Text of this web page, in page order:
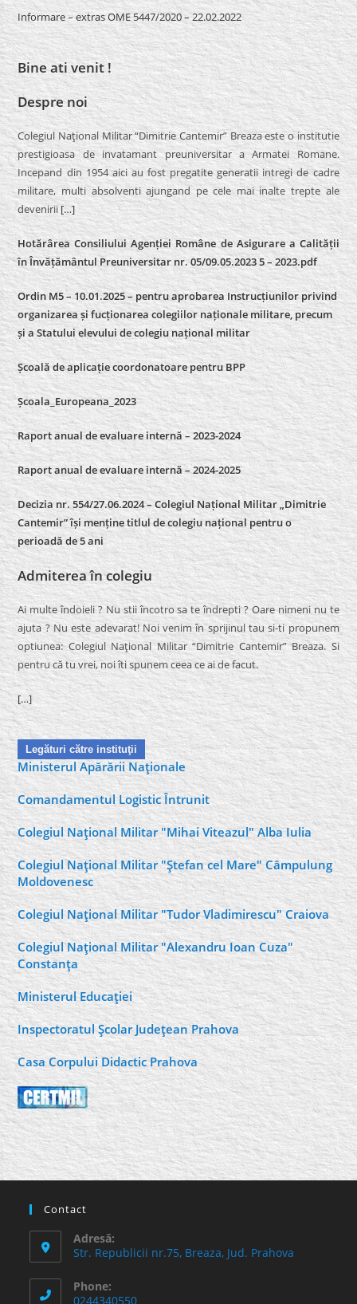
Informare – extras OME 5447/2020 – 22.02.2022
Bine ati venit !
Despre noi
Colegiul Naţional Militar “Dimitrie Cantemir” Breaza este o institutie
prestigioasa de invatamant preuniversitar a Armatei Romane.
Incepand din 1954 aici au fost pregatite generatii intregi de cadre
militare, multi absolventi ajungand pe cele mai inalte trepte ale
devenirii […]
Hotărârea Consiliului Agenției Române de Asigurare a Calității
în Învățământul Preuniversitar nr. 05/09.05.2023 5 – 2023.pdf
Ordin M5 – 10.01.2025 – pentru aprobarea Instrucțiunilor privind
organizarea și fucționarea colegiilor naționale militare, precum
și a Statului elevului de colegiu național militar
Școală de aplicație coordonatoare pentru BPP
Școala_Europeana_2023
Raport anual de evaluare internă – 2023-2024
Raport anual de evaluare internă –2024-2025
Decizia nr. 554/27.06.2024 – Colegiul Național Militar „Dimitrie
Cantemir” își menține titlul de colegiu național pentru o
perioadă de 5 ani
Admiterea în colegiu
Ai multe îndoieli ? Nu stii încotro sa te îndrepti ? Oare nimeni nu te
ajuta ? Nu este adevarat! Noi venim în sprijinul tau si-ti propunem
optiunea: Colegiul Naţional Militar “Dimitrie Cantemir” Breaza. Si
pentru că tu vrei, noi îti spunem ceea ce ai de facut.
[…]
Legături către instituţii
Ministerul Apărării Naţionale
Comandamentul Logistic Întrunit
Colegiul Naţional Militar "Mihai Viteazul" Alba Iulia
Colegiul Naţional Militar "Ştefan cel Mare" Câmpulung
Moldovenesc
Colegiul Naţional Militar "Tudor Vladimirescu" Craiova
Colegiul Naţional Militar "Alexandru Ioan Cuza"
Constanţa
Ministerul Educaţiei
Inspectoratul Şcolar Judeţean Prahova
Casa Corpului Didactic Prahova
Contact
Adresă:
Str. Republicii nr.75, Breaza, Jud. Prahova
Phone:
0244340550